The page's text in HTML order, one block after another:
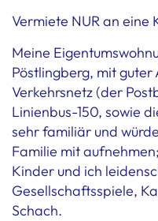
Vermiete NUR an eine
Meine
Pöstlingberg, mit
Verkehrsnetz (der
Linienbus-150, sowie
sehr familiär und
Familie mit
Kinder und ich
Gesellschaftsspiele,
Schach.